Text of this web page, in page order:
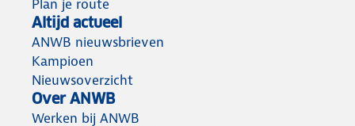
Plan je route
Altijd actueel
ANWB nieuwsbrieven
Kampioen
Nieuwsoverzicht
Over ANWB
Werken bij ANWB